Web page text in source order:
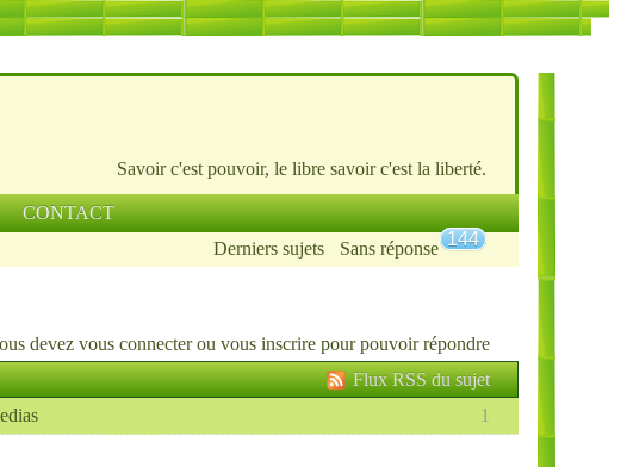
Savoir c'est pouvoir, le libre savoir c'est la liberté.
CONTACT
Derniers sujets Sans réponse 144
devez vous connecterou vous inscrire pour pouvoir répondre
Flux RSS du sujet
1